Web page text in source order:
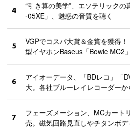
4
“引き算の美学”、エソテリック
-05XE」、魅惑の音質を聴く
5
VGPでコスパ大賞＆金賞を獲得
型イヤホンBaseus「Bowie MC2
6
アイオーデータ、「BDレコ」「
大。各社ブルーレイレコーダー
7
フェーズメーション、MCカート
売。磁気回路見直しやチタンボ